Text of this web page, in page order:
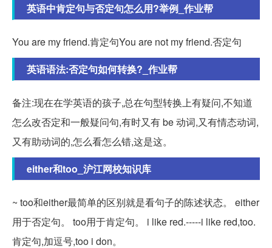
英语中肯定句与否定句怎么用?举例_作业帮
You are my friend.肯定句You are not my friend.否定句
英语语法:否定句如何转换?_作业帮
备注:现在在学英语的孩子,总在句型转换上有疑问,不知道
怎么改否定和一般疑问句,有时又有 be 动词,又有情态动词,
又有助动词的,怎么看怎么错,这是这。
either和too_沪江网校知识库
~ too和either最简单的区别就是看句子的陈述状态。 either
用于否定句。 too用于肯定句。 i like red.-----i like red,too.
肯定句,加逗号,too i don。